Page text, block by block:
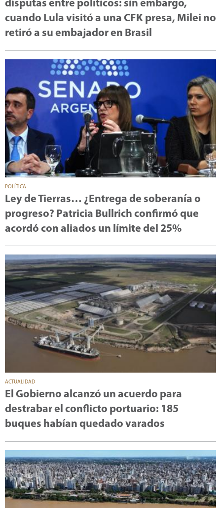
disputas entre políticos: sin embargo,
cuando Lula visitó a una CFK presa, Milei no
retiró a su embajador en Brasil
POLÍTICA
Ley de Tierras… ¿Entrega de soberanía o
progreso? Patricia Bullrich confirmó que
acordó con aliados un límite del 25%
ACTUALIDAD
El Gobierno alcanzó un acuerdo para
destrabar el conflicto portuario: 185
buques habían quedado varados